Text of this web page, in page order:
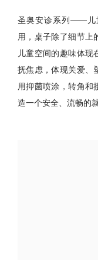
圣奥安诊系列——儿
用，桌子除了细节上
儿童空间的趣味体现
抚焦虑，体现关爱、
用抑菌喷涂，转角和
造一个安全、流畅的